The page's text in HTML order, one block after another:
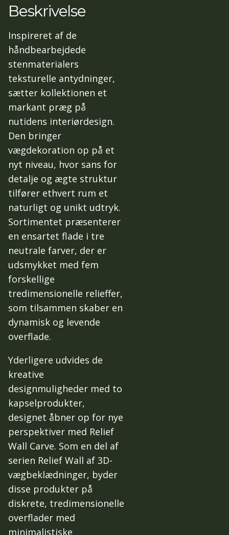
Beskrivelse
Inspireret af de
håndbearbejdede
stenmaterialers
teksturelle antydninger,
sætter kollektionen et
markant præg på
nutidens interiørdesign.
Den bringer
vægdekoration op på et
nyt niveau, hvor sans for
detalje og ægte struktur
tilfører ethvert rum et
naturligt og unikt udtryk.
Sortimentet præsenterer
en ensartet flade i tre
neutrale farver, der er
udsmykket med fem
forskellige
tredimensionelle relieffer,
som tilsammen skaber en
dynamisk og levende
overflade.
Yderligere udvides de
kreative
designmuligheder med to
kapselprodukter,
designet åbner op for nye
perspektiver med Relief
Wall Carve. Som en del af
serien Relief Wall af 3D-
vægbeklædninger, byder
disse produkter på
diskrete, tredimensionelle
overflader med
minimalistiske